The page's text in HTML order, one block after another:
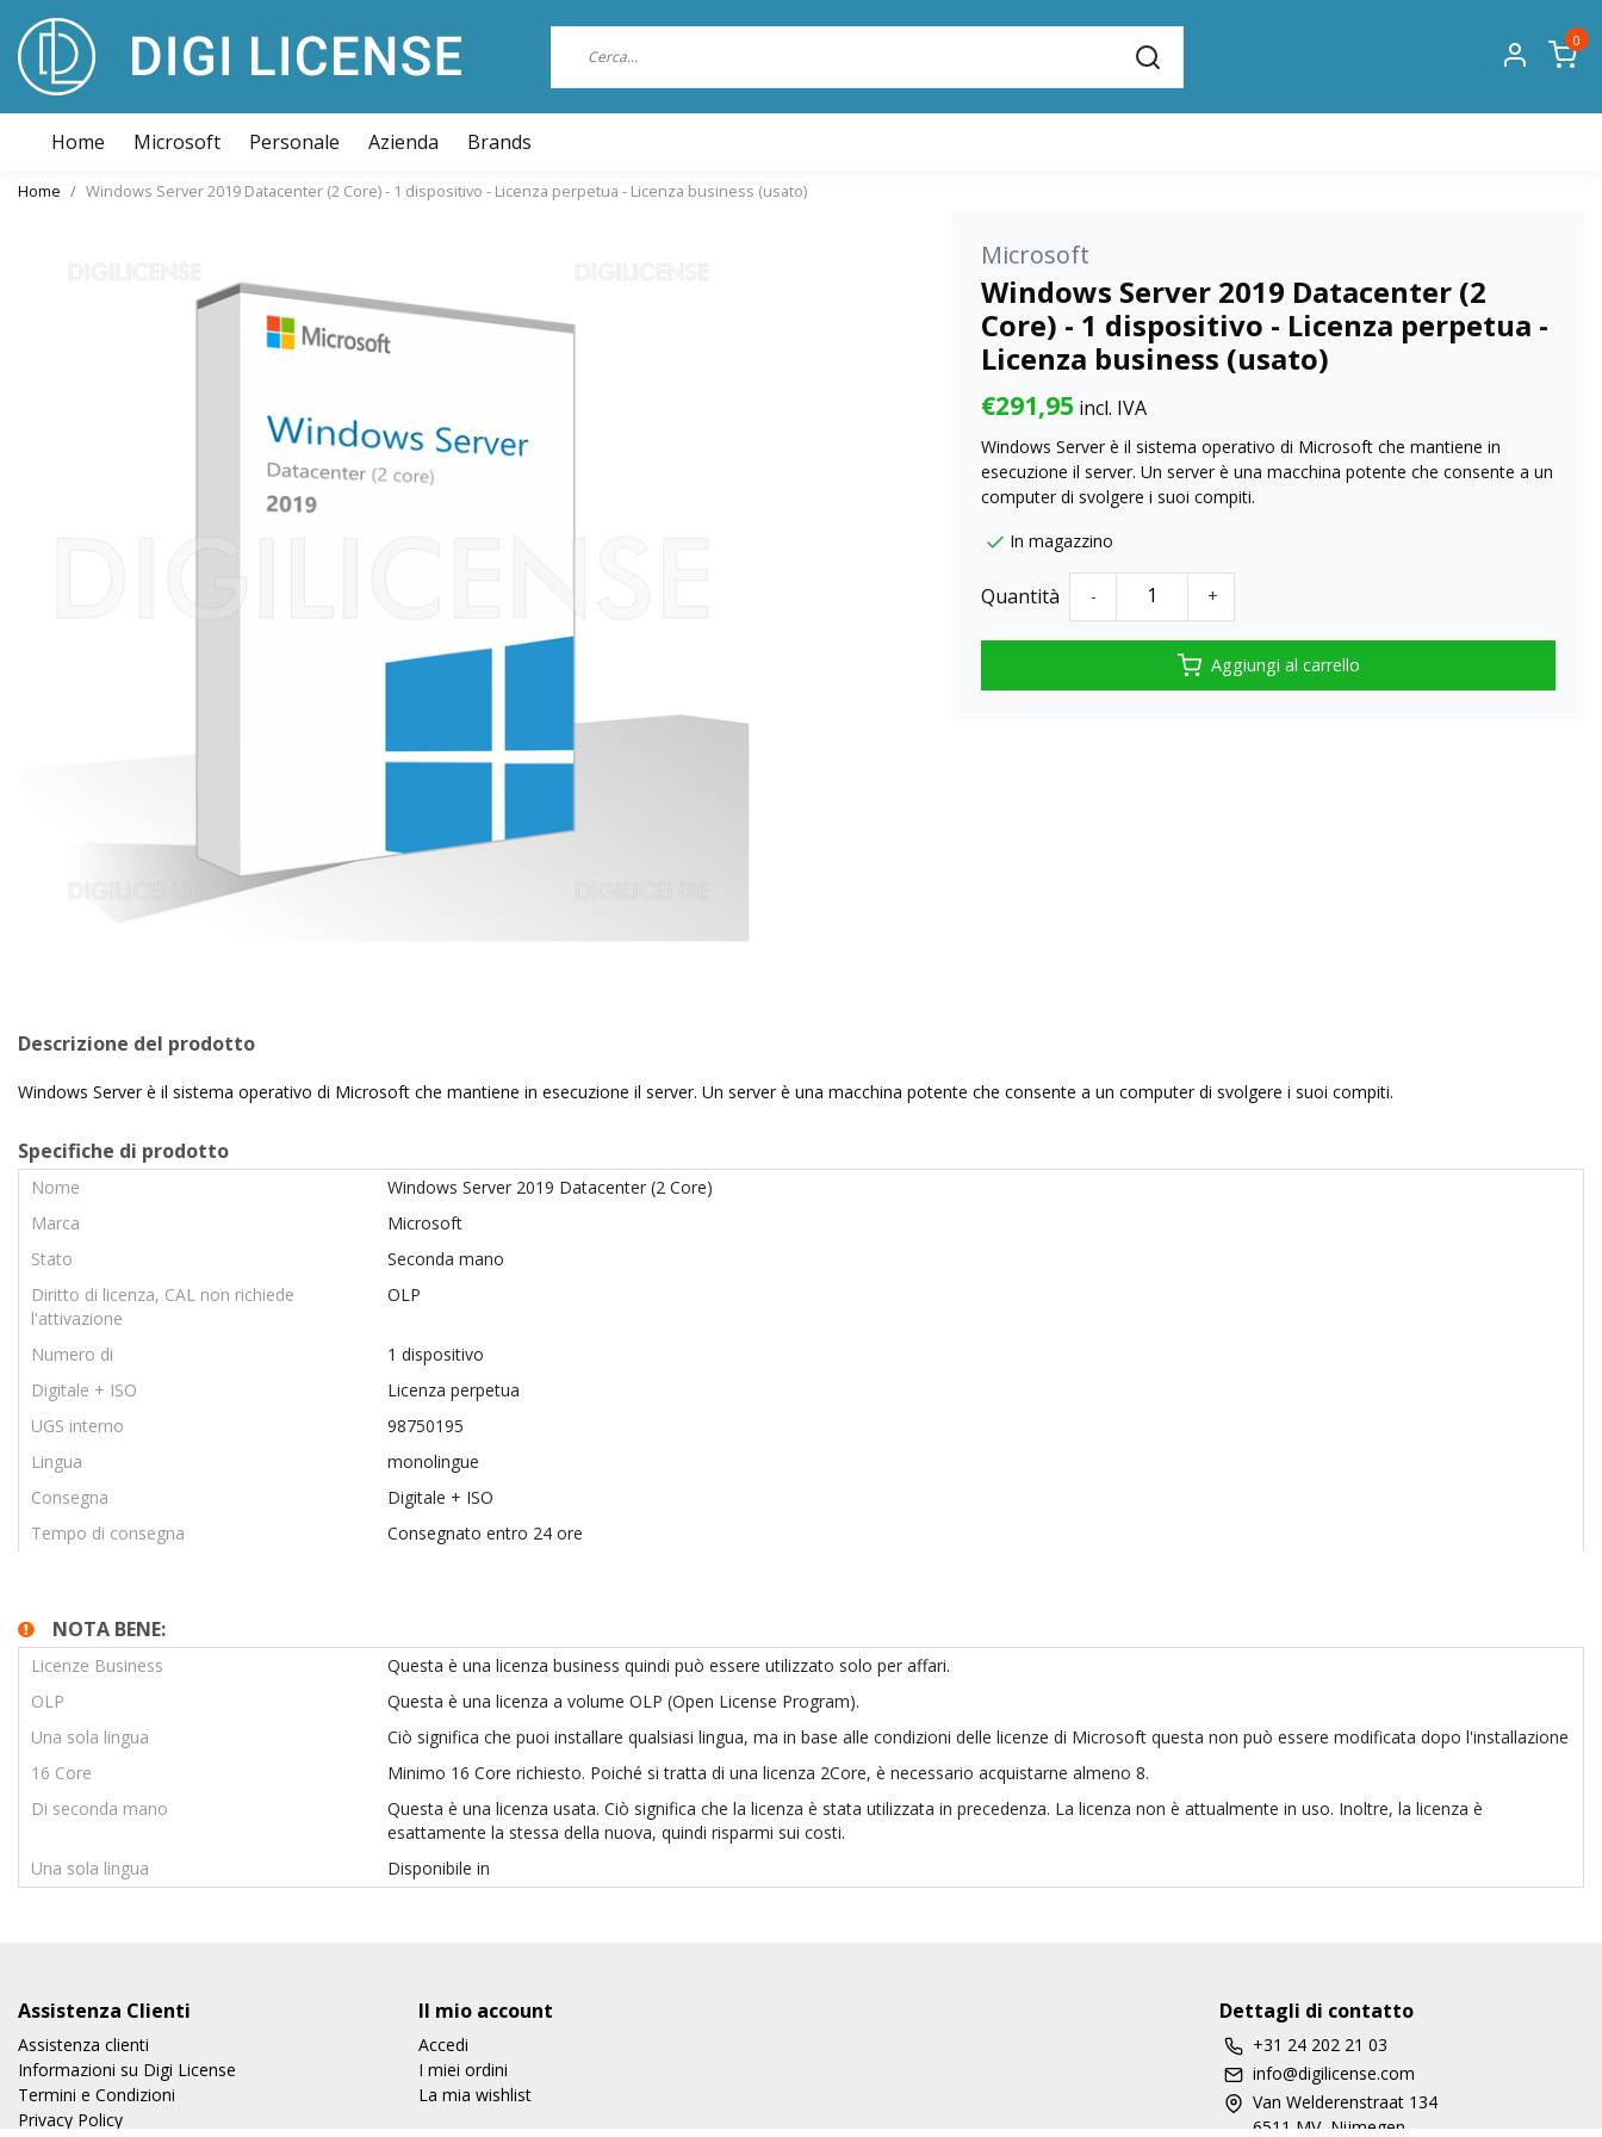
0
Home Microsoft Personale Azienda Brands
Home Windows Server 2019 Datacenter (2 Core) - 1 dispositivo - Licenza perpetua - Licenza business (usato)
Microsoft
Windows Server 2019 Datacenter (2
Core) - 1 dispositivo - Licenza perpetua -
Licenza business (usato)
€291,95 incl. IVA
Windows Server è il sistema operativo di Microsoft che mantiene in
esecuzione il server. Un server è una macchina potente che consente a un
computer di svolgere i suoi compiti.
In magazzino
Quantità - +
Aggiungi al carrello
Descrizione del prodotto
Windows Server è il sistema operativo di Microsoft che mantiene in esecuzione il server. Un server è una macchina potente che consente a un computer di svolgere i suoi compiti.
Specifiche di prodotto
Nome
Windows Server 2019 Datacenter (2 Core)
Marca
Microsoft
Stato
Seconda mano
Diritto di licenza, CAL non richiede
l'attivazione
OLP
Numero di
1 dispositivo
Digitale + ISO
Licenza perpetua
UGS interno
98750195
Lingua
monolingue
Consegna
Digitale + ISO
Tempo di consegna
Consegnato entro 24 ore
NOTA BENE:
Licenze Business
Questa è una licenza business quindi può essere utilizzato solo per affari.
OLP
Questa è una licenza a volume OLP (Open License Program).
Una sola lingua
Ciò significa che puoi installare qualsiasi lingua, ma in base alle condizioni delle licenze di Microsoft questa non può essere modificata dopo l'installazione
16 Core
Minimo 16 Core richiesto. Poiché si tratta di una licenza 2Core, è necessario acquistarne almeno 8.
Di seconda mano
Questa è una licenza usata. Ciò significa che la licenza è stata utilizzata in precedenza. La licenza non è attualmente in uso. Inoltre, la licenza è
esattamente la stessa della nuova, quindi risparmi sui costi.
Una sola lingua
Disponibile in
Assistenza Clienti
Assistenza clienti
Informazioni su Digi License
Termini e Condizioni
Privacy Policy
Il mio account
Accedi
I miei ordini
La mia wishlist
Dettagli di contatto
+31 24 202 21 03
info@digilicense.com
Van Welderenstraat 134
6511 MV, Nijmegen